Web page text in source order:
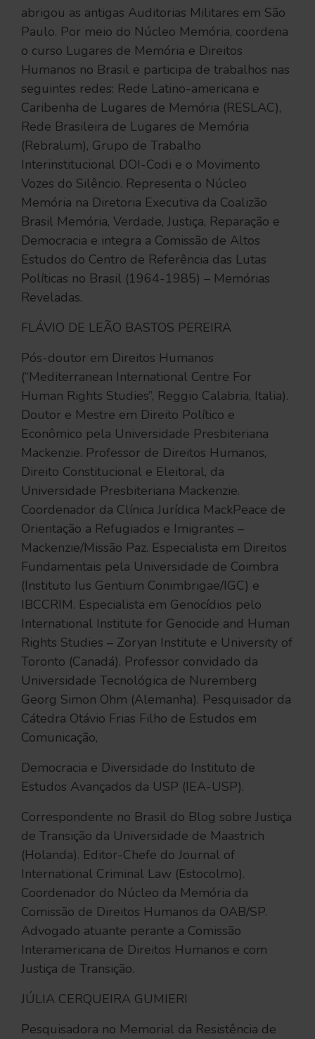
abrigou as antigas Auditorias Militares em São
Paulo. Por meio do Núcleo Memória, coordena
o curso Lugares de Memória e Direitos
Humanos no Brasil e participa de trabalhos nas
seguintes redes: Rede Latino-americana e
Caribenha de Lugares de Memória (RESLAC),
Rede Brasileira de Lugares de Memória
(Rebralum), Grupo de Trabalho
Interinstitucional DOI-Codi e o Movimento
Vozes do Silêncio. Representa o Núcleo
Memória na Diretoria Executiva da Coalizão
Brasil Memória, Verdade, Justiça, Reparação e
Democracia e integra a Comissão de Altos
Estudos do Centro de Referência das Lutas
Políticas no Brasil (1964-1985) – Memórias
Reveladas.
FLÁVIO DE LEÃO BASTOS PEREIRA
Pós-doutor em Direitos Humanos
(“Mediterranean International Centre For
Human Rights Studies”, Reggio Calabria, Italia).
Doutor e Mestre em Direito Político e
Econômico pela Universidade Presbiteriana
Mackenzie. Professor de Direitos Humanos,
Direito Constitucional e Eleitoral, da
Universidade Presbiteriana Mackenzie.
Coordenador da Clínica Jurídica MackPeace de
Orientação a Refugiados e Imigrantes –
Mackenzie/Missão Paz. Especialista em Direitos
Fundamentais pela Universidade de Coimbra
(Instituto Ius Gentium Conimbrigae/IGC) e
IBCCRIM. Especialista em Genocídios pelo
International Institute for Genocide and Human
Rights Studies – Zoryan Institute e University of
Toronto (Canadá). Professor convidado da
Universidade Tecnológica de Nuremberg
Georg Simon Ohm (Alemanha). Pesquisador da
Cátedra Otávio Frias Filho de Estudos em
Comunicação,
Democracia e Diversidade do Instituto de
Estudos Avançados da USP (IEA-USP).
Correspondente no Brasil do Blog sobre Justiça
de Transição da Universidade de Maastrich
(Holanda). Editor-Chefe do Journal of
International Criminal Law (Estocolmo).
Coordenador do Núcleo da Memória da
Comissão de Direitos Humanos da OAB/SP.
Advogado atuante perante a Comissão
Interamericana de Direitos Humanos e com
Justiça de Transição.
JÚLIA CERQUEIRA GUMIERI
Pesquisadora no Memorial da Resistência de